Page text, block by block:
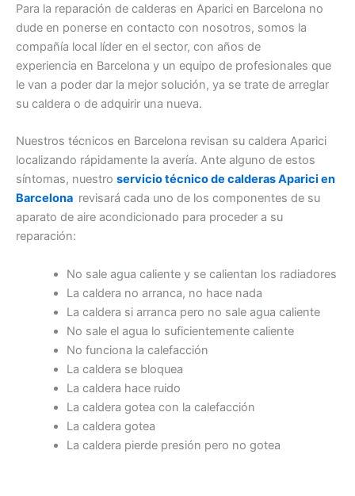
Para la reparación de calderas en Aparici en Barcelona no
dude en ponerse en contacto con nosotros, somos la
compañía local líder en el sector, con años de
experiencia en Barcelona y un equipo de profesionales que
le van a poder dar la mejor solución, ya se trate de arreglar
su caldera o de adquirir una nueva.
Nuestros técnicos en Barcelona revisan su caldera Aparici
localizando rápidamente la avería. Ante alguno de estos
síntomas, nuestro servicio técnico de calderas Aparici en
Barcelona revisará cada uno de los componentes de su
aparato de aire acondicionado para proceder a su
reparación:
No sale agua caliente y se calientan los radiadores
La caldera no arranca, no hace nada
La caldera si arranca pero no sale agua caliente
No sale el agua lo suficientemente caliente
No funciona la calefacción
La caldera se bloquea
La caldera hace ruido
La caldera gotea con la calefacción
La caldera gotea
La caldera pierde presión pero no gotea